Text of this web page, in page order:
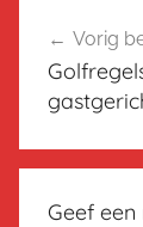
Vorig
Geef